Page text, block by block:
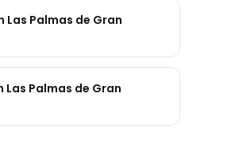
Las Palmas de Gran
Las Palmas de Gran